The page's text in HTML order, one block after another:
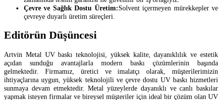
Çevre ve Sağlık Dostu Üretim:Solvent içermeyen mürekkepler ve
çevreye duyarlı üretim süreçleri.
Editörün Düşüncesi
Artvin Metal UV baskı teknolojisi, yüksek kalite, dayanıklılık ve estetik
açıdan sunduğu avantajlarla modern baskı çözümlerinin başında
gelmektedir. Firmamız, üretici ve imalatçı olarak, müşterilerimizin
ihtiyaçlarına uygun, yüksek teknolojili ve çevre dostu UV baskı hizmetleri
sunmaya devam etmektedir. Metal yüzeylerde dayanıklı ve canlı baskılar
yapmak isteyen firmalar ve bireysel müşteriler için ideal bir çözüm olan UV